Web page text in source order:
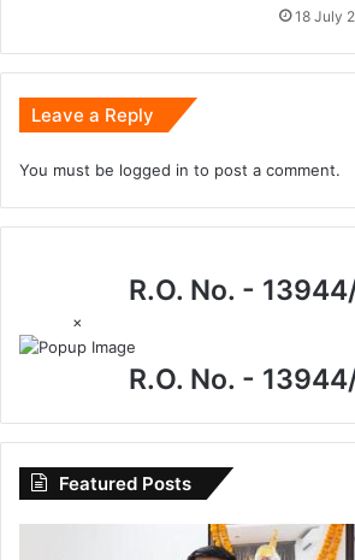
18 July
Leave a Reply
You must be logged in to post a comment.
R.O. No. -
×
R.O. No. -
Featured Posts